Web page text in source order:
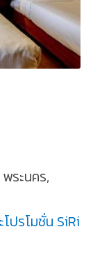
ระนคร,
ปรโมชั่น SiRi